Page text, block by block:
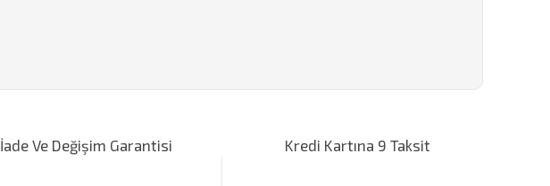
İade Ve Değişim Garantisi Kredi Kartına 9 Taksit